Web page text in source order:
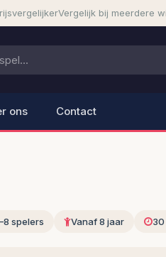
Vergelijk bij meerdere
ons Contact
spelers Vanaf 8 jaar 30